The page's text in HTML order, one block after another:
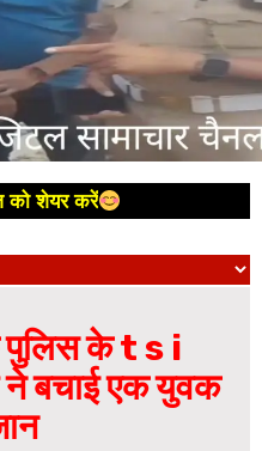
को शेयर करें
पुलिस के t s i
ने बचाई एक युवक